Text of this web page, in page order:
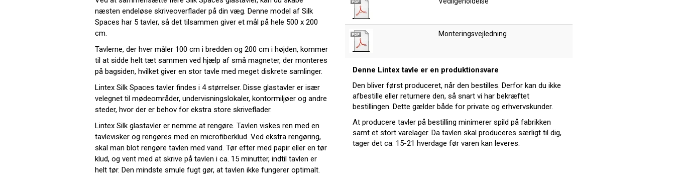
næsten endeløse skriveoverflader på din væg. Denne model af Silk
Spaces har 5 tavler, så det tilsammen giver et mål på hele 500 x 200
cm.
Tavlerne, der hver måler 100 cm i bredden og 200 cm i højden, kommer
til at sidde helt tæt sammen ved hjælp af små magneter, der monteres
på bagsiden, hvilket giver en stor tavle med meget diskrete samlinger.
Lintex Silk Spaces tavler findes i 4 størrelser. Disse glastavler er især
velegnet til mødeområder, undervisningslokaler, kontormiljøer og andre
steder, hvor der er behov for ekstra store skriveflader.
Lintex Silk glastavler er nemme at rengøre. Tavlen viskes ren med en
tavlevisker og rengøres med en microfiberklud. Ved ekstra rengøring,
skal man blot rengøre tavlen med vand. Tør efter med papir eller en tør
klud, og vent med at skrive på tavlen i ca. 15 minutter, indtil tavlen er
helt tør. Den mindste smule fugt gør, at tavlen ikke fungerer optimalt.
Monteringsvejledning
Denne Lintex tavle er en produktionsvare
Den bliver først produceret, når den bestilles. Derfor kan du ikke
afbestille eller returnere den, så snart vi har bekræftet
bestillingen. Dette gælder både for private og erhvervskunder.
At producere tavler på bestilling minimerer spild på fabrikken
samt et stort varelager. Da tavlen skal produceres særligt til dig,
tager det ca. 15-21 hverdage før varen kan leveres.